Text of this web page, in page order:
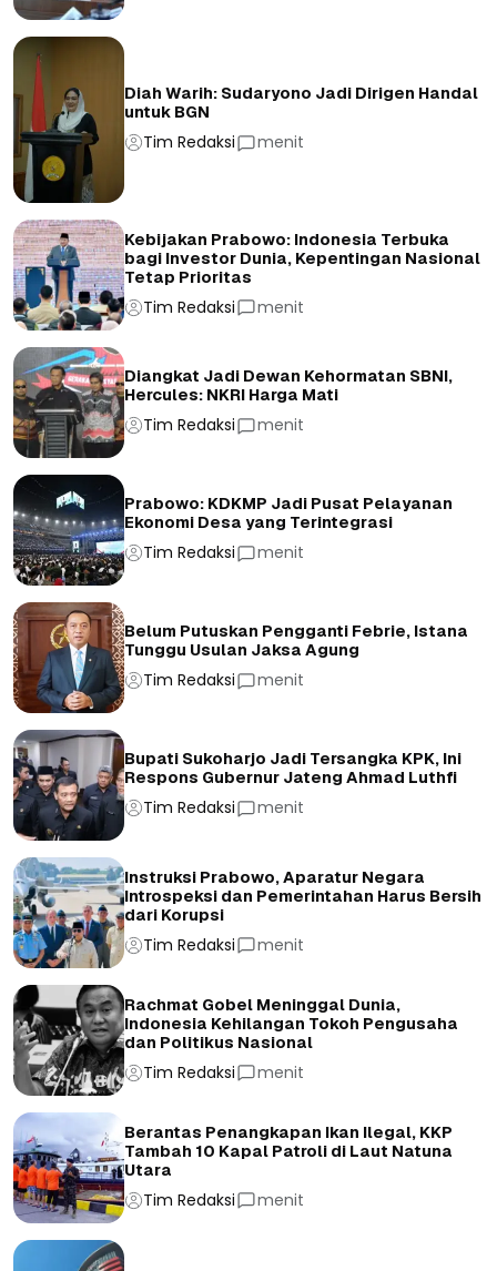
Diah Warih: Sudaryono Jadi Dirigen Handal
untuk BGN
Tim Redaksi menit
Kebijakan Prabowo: Indonesia Terbuka
bagi Investor Dunia, Kepentingan Nasional
Tetap Prioritas
Tim Redaksi menit
Diangkat Jadi Dewan Kehormatan SBNI,
Hercules: NKRI Harga Mati
Tim Redaksi menit
Prabowo: KDKMP Jadi Pusat Pelayanan
Ekonomi Desa yang Terintegrasi
Tim Redaksi menit
Belum Putuskan Pengganti Febrie, Istana
Tunggu Usulan Jaksa Agung
Tim Redaksi menit
Bupati Sukoharjo Jadi Tersangka KPK, Ini
Respons Gubernur Jateng Ahmad Luthfi
Tim Redaksi menit
Instruksi Prabowo, Aparatur Negara
Introspeksi dan Pemerintahan Harus Bersih
dari Korupsi
Tim Redaksi menit
Rachmat Gobel Meninggal Dunia,
Indonesia Kehilangan Tokoh Pengusaha
dan Politikus Nasional
Tim Redaksi menit
Berantas Penangkapan Ikan Ilegal, KKP
Tambah 10 Kapal Patroli di Laut Natuna
Utara
Tim Redaksi menit